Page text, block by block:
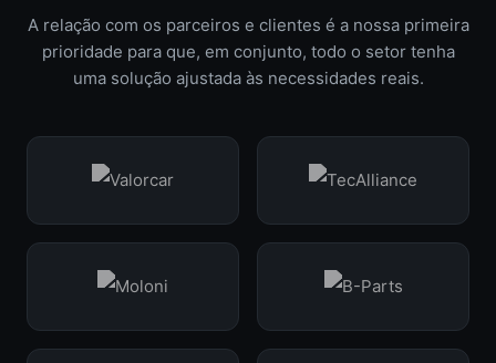
A relação com os parceiros e clientes é a nossa primeira
prioridade para que, em conjunto, todo o setor tenha
uma solução ajustada às necessidades reais.